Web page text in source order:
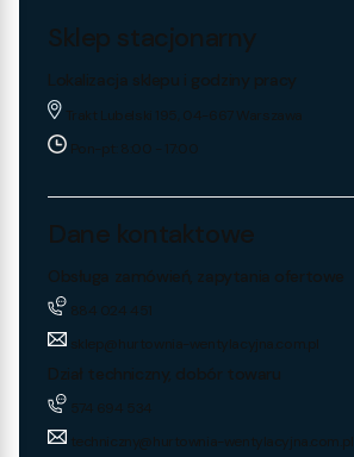
Sklep stacjonarny
Lokalizacja sklepu i godziny pracy
Trakt Lubelski 195, 04-667 Warszawa
Pon-pt: 8:00 - 17:00
Dane kontaktowe
Obsługa zamówień, zapytania ofertowe
884 024 451
sklep@hurtownia-wentylacyjna.com.pl
Dział techniczny, dobór towaru
574 694 534
techniczny@hurtownia-wentylacyjna.com.pl